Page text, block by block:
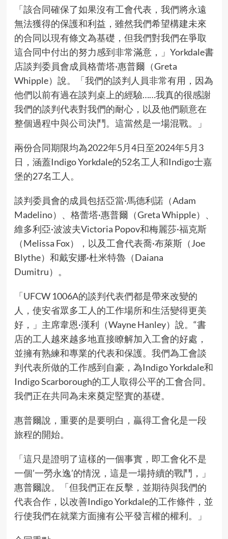
「該合同確保了如果沒有工會代表，我們將永遠
無法獲得的保護和利益，雖然我們希望構建未來
的合同以現有條文為基礎，但我們對我們在爭取
這合同中付出的努力感到非常滿意，」Yorkdale書
店談判委員會成員格蕾塔·惠普爾（Greta
Whipple）說。「我們的談判人員非常有用，因為
他們以前有過在談判桌上的經驗……我真的很感謝
我們的談判代表對我們的耐心，以及他們願意在
整個過程中與公司決鬥。這當然是一場混戰。」
兩份合同期限均為2022年5月4日至2024年5月3
日，涵蓋Indigo Yorkdale的52名工人和Indigo士嘉
堡的27名工人。
談判委員會的成員包括亞當·馬德利諾（Adam
Madelino）、格蕾塔·惠普爾（Greta Whipple）、
維多利亞·波波夫Victoria Popov和梅麗莎·福克斯
（Melissa Fox），以及工會代表喬·布萊斯（Joe
Blythe）和戴安娜·杜米特魯（Daiana
Dumitru）。
「UFCW 1006A的談判代表們都是帶來改變的
人，使安省眾多工人的工作場所和生活變得更美
好，」主席韋恩·漢利（Wayne Hanley）說。“書
店的工人越來越多地直接瞭解加入工會的好處，
並擁有熟練和專業的代表和保護。我們為工會談
判代表所做的工作感到自豪，為Indigo Yorkdale和
Indigo Scarborough的工人取得公平的工會合同。
我們正在共同為未來奠定堅實的基礎。
惠普爾說，重要的是要明白，贏得工會化是一段
旅程的開始。
「這只是證明了這樣的一個事實，即工會化不是
一個’一勞永逸’的情況，這是一場持續的戰鬥，」
惠普爾說。「但我們正在反擊，並期待與我們的
代表合作，以改善Indigo Yorkdale的工作條件，並
行使我們在就業方面擁有公平發言權的權利。」